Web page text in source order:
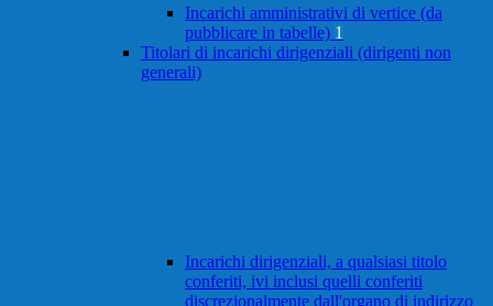
Incarichi amministrativi di vertice (da
pubblicare in tabelle) 1
Titolari di incarichi dirigenziali (dirigenti non
generali)
Incarichi dirigenziali, a qualsiasi titolo
conferiti, ivi inclusi quelli conferiti
discrezionalmente dall'organo di indirizzo